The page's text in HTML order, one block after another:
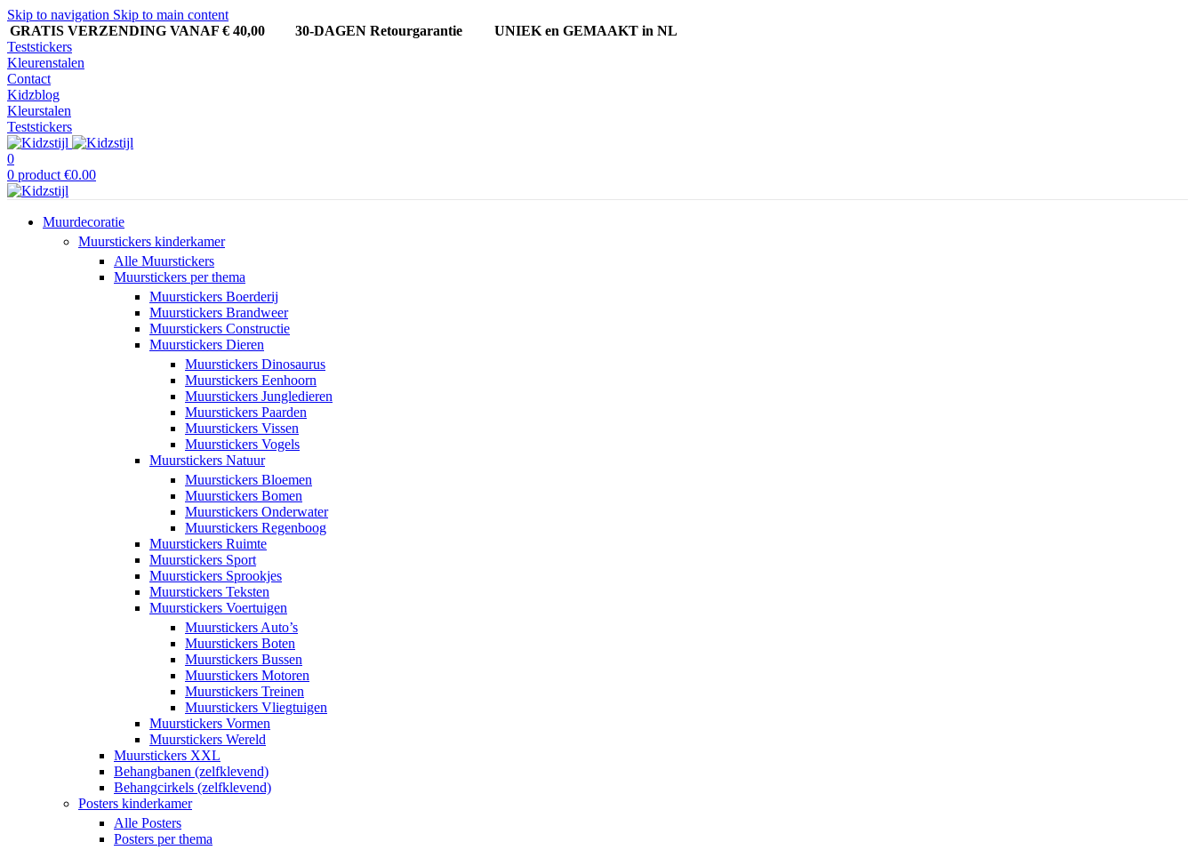
Skip to navigation Skip to main content
GRATIS VERZENDING VANAF € 40,00
30-DAGEN Retourgarantie UNIEK en GEMAAKT in NL
Teststickers
Kleurenstalen
Contact
Kidzblog
Kleurstalen
Teststickers
0
0 product €0.00
Muurdecoratie
Muurstickers kinderkamer
Alle Muurstickers
Muurstickers per thema
Muurstickers Boerderij
Muurstickers Brandweer
Muurstickers Constructie
Muurstickers Dieren
Muurstickers Dinosaurus
Muurstickers Eenhoorn
Muurstickers Jungledieren
Muurstickers Paarden
Muurstickers Vissen
Muurstickers Vogels
Muurstickers Natuur
Muurstickers Bloemen
Muurstickers Bomen
Muurstickers Onderwater
Muurstickers Regenboog
Muurstickers Ruimte
Muurstickers Sport
Muurstickers Sprookjes
Muurstickers Teksten
Muurstickers Voertuigen
Muurstickers Auto’s
Muurstickers Boten
Muurstickers Bussen
Muurstickers Motoren
Muurstickers Treinen
Muurstickers Vliegtuigen
Muurstickers Vormen
Muurstickers Wereld
Muurstickers XXL
Behangbanen (zelfklevend)
Behangcirkels (zelfklevend)
Posters kinderkamer
Alle Posters
Posters per thema